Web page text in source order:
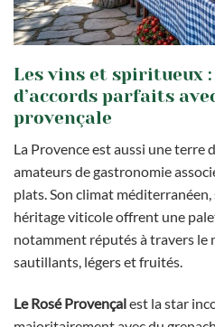
Les vins et spiritueux
d’accords parfaits
provençale
La Provence est aussi une terre
amateurs de gastronomie
plats. Son climat méditerranéen,
héritage viticole offrent une
notamment réputés à travers le
sautillants, légers et fruités.
Le Rosé Provençalest la star